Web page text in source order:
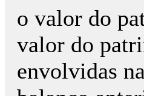
o valor do
valor do
envolvidas